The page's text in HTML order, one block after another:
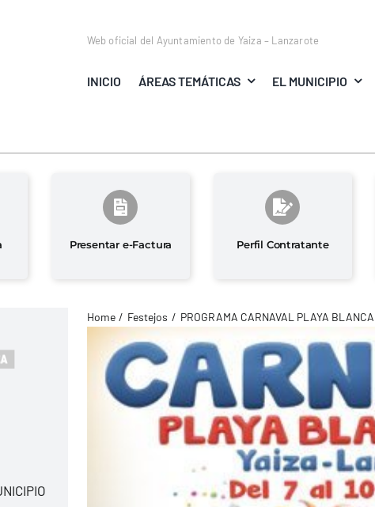
Web oficial del Ayuntamiento de Yaiza – Lanzarote
INICIO ÁREAS TEMÁTICAS EL MUNICIPIO
Presentar e-Factura Perfil Contratante
Home Festejos PROGRAMA CARNAVAL PLAYA